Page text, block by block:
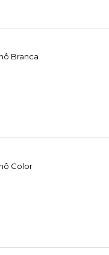
Branca
Color